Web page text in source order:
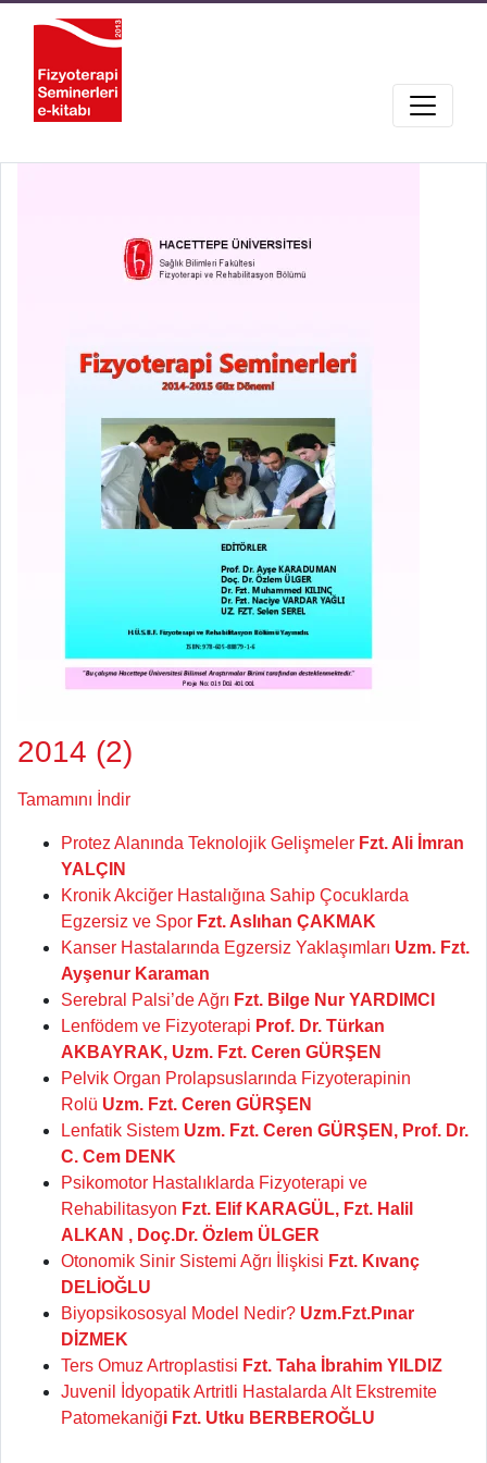
2014 (2)
Tamamını İndir
Protez Alanında Teknolojik Gelişmeler Fzt. Ali İmran
YALÇIN
Kronik Akciğer Hastalığına Sahip Çocuklarda
Egzersiz ve Spor Fzt. Aslıhan ÇAKMAK
Kanser Hastalarında Egzersiz Yaklaşımları Uzm. Fzt.
Ayşenur Karaman
Serebral Palsi’de Ağrı Fzt. Bilge Nur YARDIMCI
Lenfödem ve Fizyoterapi Prof. Dr. Türkan
AKBAYRAK, Uzm. Fzt. Ceren GÜRŞEN
Pelvik Organ Prolapsuslarında Fizyoterapinin
Rolü Uzm. Fzt. Ceren GÜRŞEN
Lenfatik Sistem Uzm. Fzt. Ceren GÜRŞEN, Prof. Dr.
C. Cem DENK
Psikomotor Hastalıklarda Fizyoterapi ve
Rehabilitasyon Fzt. Elif KARAGÜL, Fzt. Halil
ALKAN , Doç.Dr. Özlem ÜLGER
Otonomik Sinir Sistemi Ağrı İlişkisi Fzt. Kıvanç
DELİOĞLU
Biyopsikososyal Model Nedir? Uzm.Fzt.Pınar
DİZMEK
Ters Omuz Artroplastisi Fzt. Taha İbrahim YILDIZ
Juvenil İdyopatik Artritli Hastalarda Alt Ekstremite
Patomekaniği Fzt. Utku BERBEROĞLU